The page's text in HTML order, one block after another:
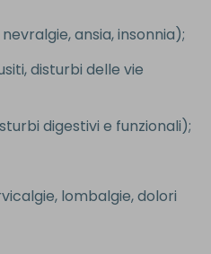
ansia, insonnia);
disturbi delle vie
digestivi e funzionali);
lombalgie, dolori